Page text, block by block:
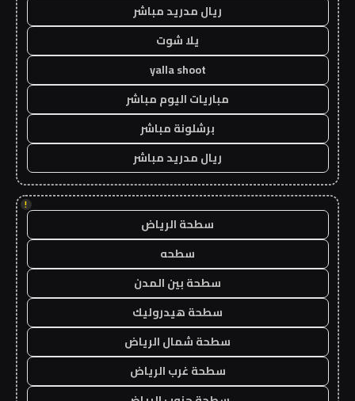
ريال مدريد مباشر
يلا شوت
yalla shoot
مباريات اليوم مباشر
برشلونة مباشر
ريال مدريد مباشر
!
سطحة الرياض
سطحه
سطحة بين المدن
سطحة هيدروليك
سطحة شمال الرياض
سطحة غرب الرياض